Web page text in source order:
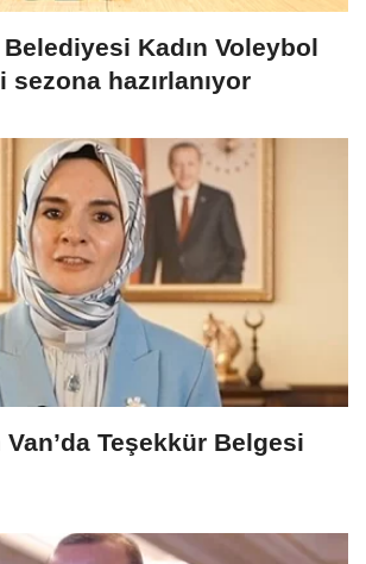
Kadın Voleybol
sezona hazırlanıyor
Van’da Teşekkür Belgesi